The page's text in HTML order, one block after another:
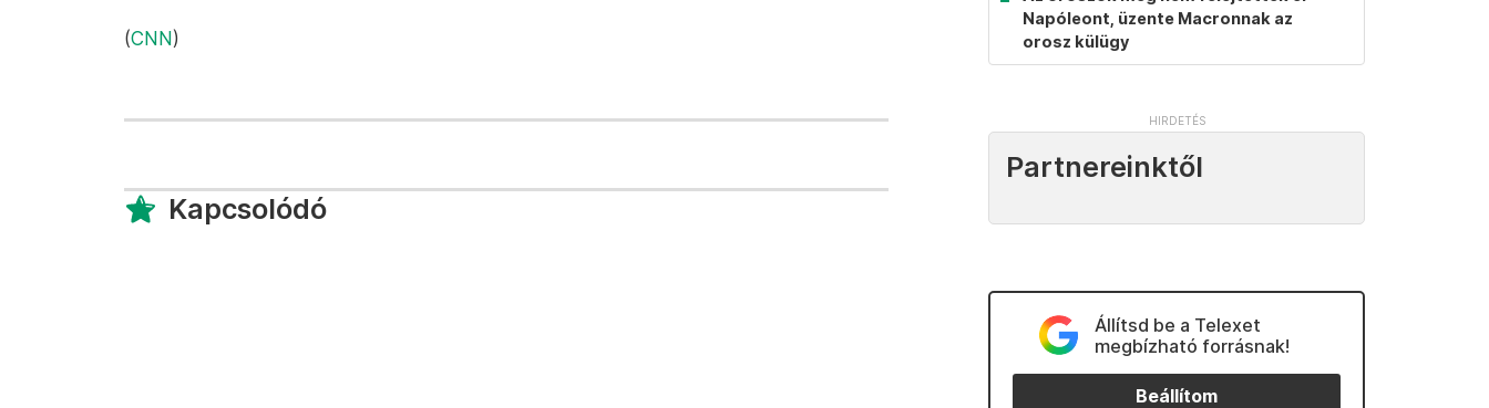
(CNN)
Kapcsolódó
Napóleont, üzente Macronnak az
orosz külügy
Partnereinktől
Állítsd be a Telexet
megbízható forrásnak!
Beállítom